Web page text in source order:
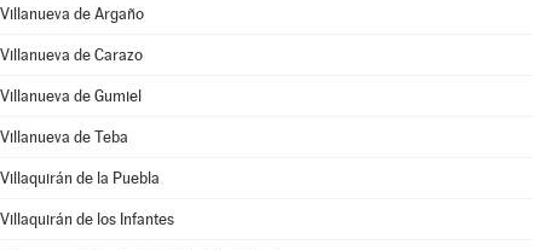
Villanueva de Argaño
Villanueva de Carazo
Villanueva de Gumiel
Villanueva de Teba
Villaquirán de la Puebla
Villaquirán de los Infantes